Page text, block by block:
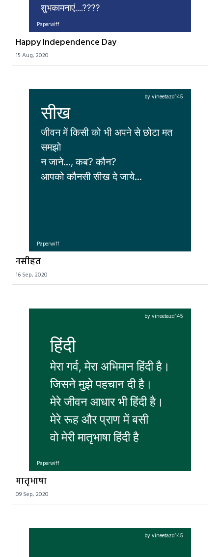
शुभकामनाएं....????
Paperwiff
Happy Independence Day
15 Aug, 2020
सीख
जीवन में किसी को भी अपने से छोटा मत
समझो
न जाने..., कब? कौन?
आपको कौनसी सीख दे जाये...
Paperwiff
by vineetazd145
नसीहत
16 Sep, 2020
हिंदी
मेरा गर्व, मेरा अभिमान हिंदी है।
जिसने मुझे पहचान दी है।
मेरे जीवन आधार भी हिंदी है।
मेरे रूह और प्राण में बसी
Paperwiff
by vineetazd145
मातृभाषा
09 Sep, 2020
by vineetazd145